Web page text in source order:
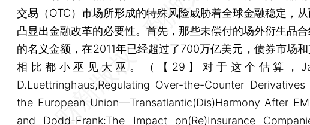
交易（OTC）市场所形成的特殊风险威胁着全球金融稳定，从
凸显出金融改革的必要性。首先，那些未偿付的场外衍生品合
的名义金额，在2011年已经超过了700万亿美元，债券市场
相比都小巫见大巫。（【29】对于这个估算，
D.Luettringhaus,Regulating Over-the-Counter Derivatives
the European Union—Transatlantic(Dis)Harmony After
and Dodd-Frank:The Impact on(Re)Insurance